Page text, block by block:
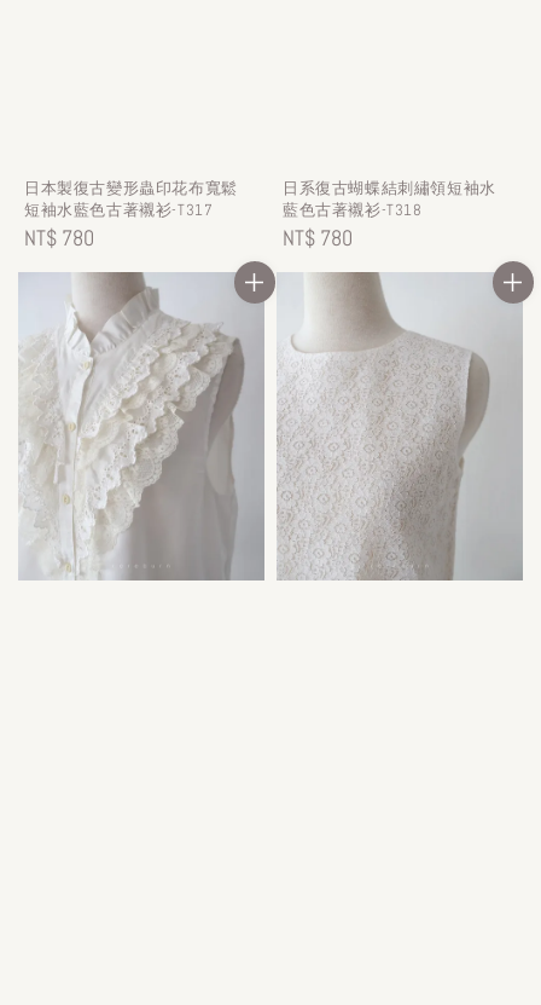
日本製復古變形蟲印花布寬鬆
短袖水藍色古著襯衫-T317
Regular
price
NT$ 780
日系復古蝴蝶結刺繡領短袖水
藍色古著襯衫-T318
Regular
price
NT$ 780